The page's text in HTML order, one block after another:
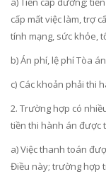
cấp mất việc làm, trợ
tính mạng, sức khỏe,
b) Án phí, lệ phí Tòa
c) Các khoản phải thi
2. Trường hợp có
tiền thi hành án được
a) Việc thanh toán
Điều này; trường hợp